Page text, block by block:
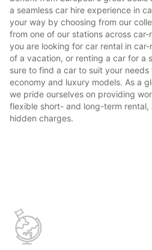
a seamless car hire experience in
your way by choosing from our
from one of our stations across
you are looking for car rental in
of a vacation, or renting a car for a
sure to find a car to suit your
economy and luxury models. As a
we pride ourselves on providing
flexible short- and long-term
hidden charges.